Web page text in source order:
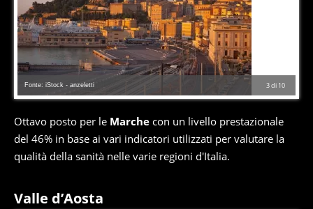
3di 10
Fonte: iStock - anzeletti
Ottavo posto per le Marche con un livello prestazionale
del 46% in base ai vari indicatori utilizzati per valutare la
qualità della sanità nelle varie regioni d'Italia.
Valle d’Aosta